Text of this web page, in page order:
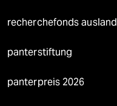
recherchefonds ausland
panterstiftung
panterpreis 2026